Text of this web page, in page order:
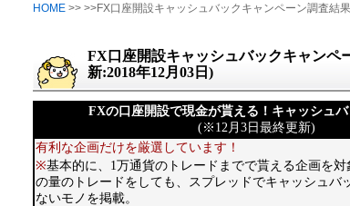
HOME >> >>FX口座開設キャッシュバックキャンペーン調査結
FX口座開設キャッシュバックキャンペ
新:2018年12月03日)
FXの口座開設で現金が貰える！キャッシュ
(※12月3日最終更新)
有利な企画だけを厳選しています！
※基本的に、1万通貨のトレードまでで貰える企画を
の量のトレードをしても、スプレッドでキャッシュバ
ないモノを掲載。